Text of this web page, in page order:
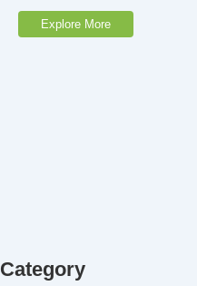
Explore More
Category